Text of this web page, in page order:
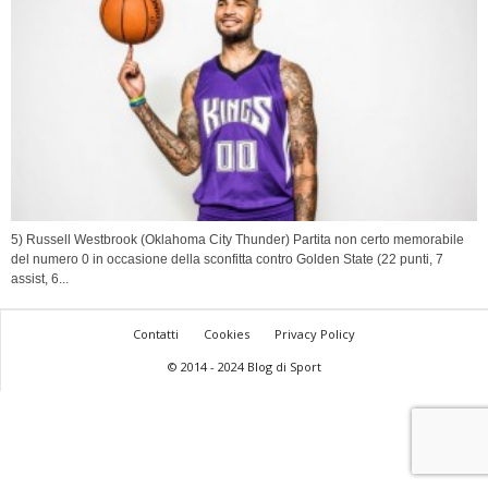
5) Russell Westbrook (Oklahoma City Thunder) Partita non certo memorabile
del numero 0 in occasione della sconfitta contro Golden State (22 punti, 7
assist, 6...
Contatti Cookies
Privacy Policy
© 2014 - 2024 Blog di Sport